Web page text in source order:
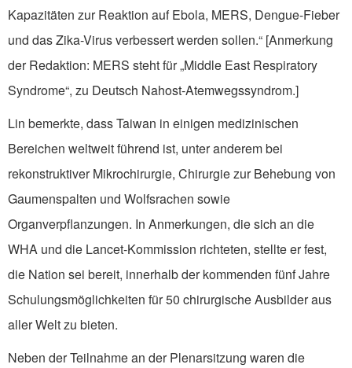
Kapazitäten zur Reaktion auf Ebola, MERS, Dengue-Fieber
und das Zika-Virus verbessert werden sollen.“ [Anmerkung
der Redaktion: MERS steht für „Middle East Respiratory
Syndrome“, zu Deutsch Nahost-Atemwegssyndrom.]
Lin bemerkte, dass Taiwan in einigen medizinischen
Bereichen weltweit führend ist, unter anderem bei
rekonstruktiver Mikrochirurgie, Chirurgie zur Behebung von
Gaumenspalten und Wolfsrachen sowie
Organverpflanzungen. In Anmerkungen, die sich an die
WHA und die Lancet-Kommission richteten, stellte er fest,
die Nation sei bereit, innerhalb der kommenden fünf Jahre
Schulungsmöglichkeiten für 50 chirurgische Ausbilder aus
aller Welt zu bieten.
Neben der Teilnahme an der Plenarsitzung waren die